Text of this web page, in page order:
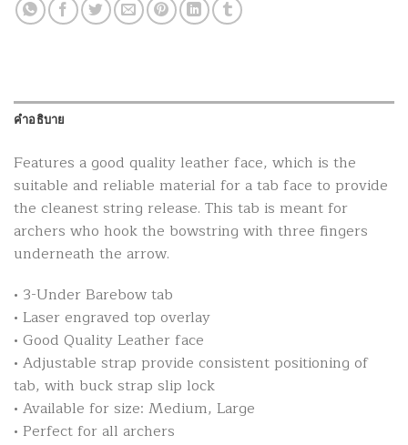
คำอธิบาย
Features a good quality leather face, which is the
suitable and reliable material for a tab face to provide
the cleanest string release. This tab is meant for
archers who hook the bowstring with three fingers
underneath the arrow.
• 3-Under Barebow tab
• Laser engraved top overlay
• Good Quality Leather face
• Adjustable strap provide consistent positioning of
tab, with buck strap slip lock
• Available for size: Medium, Large
• Perfect for all archers